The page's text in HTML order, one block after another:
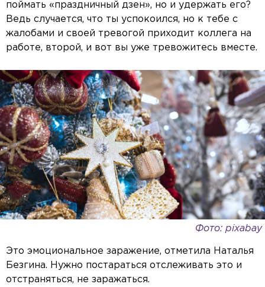
поймать «праздничный дзен», но и удержать его?
Ведь случается, что ты успокоился, но к тебе с
жалобами и своей тревогой приходит коллега на
работе, второй, и вот вы уже тревожитесь вместе.
Фото: pixabay
Это эмоциональное заражение, отметила Наталья
Безгина. Нужно постараться отслеживать это и
отстраняться, не заражаться.